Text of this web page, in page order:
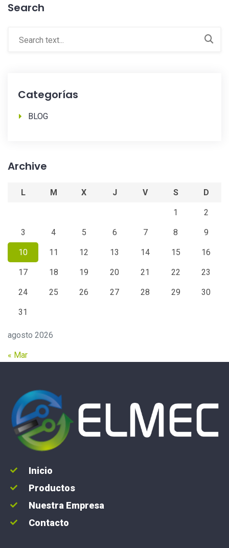
Search
Categorías
BLOG
Archive
agosto 2026
L M X J V S D
1 2
3 4 5 6 7 8 9
10 11 12 13 14 15 16
17 18 19 20 21 22 23
24 25 26 27 28 29 30
31
« Mar
Inicio
Productos
Nuestra Empresa
Contacto